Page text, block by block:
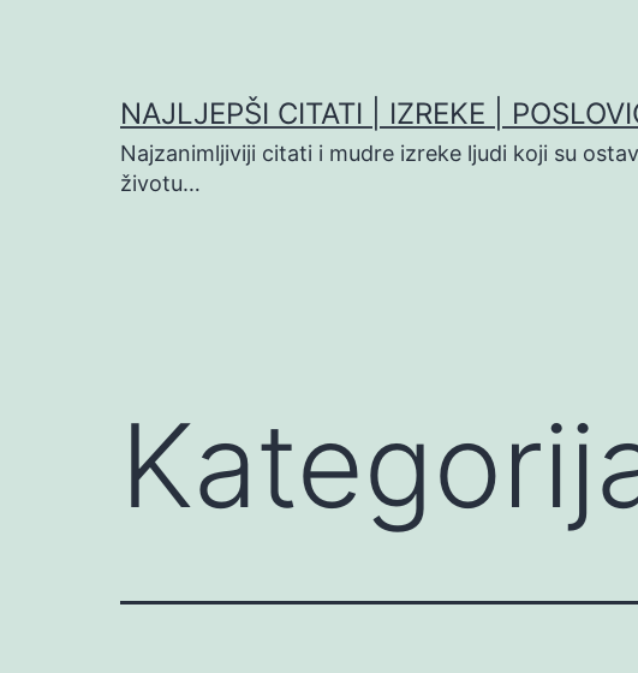
NAJLJEPŠI CITATI | IZREKE |
Najzanimljiviji citati i mudre izreke ljudi koji su
životu…